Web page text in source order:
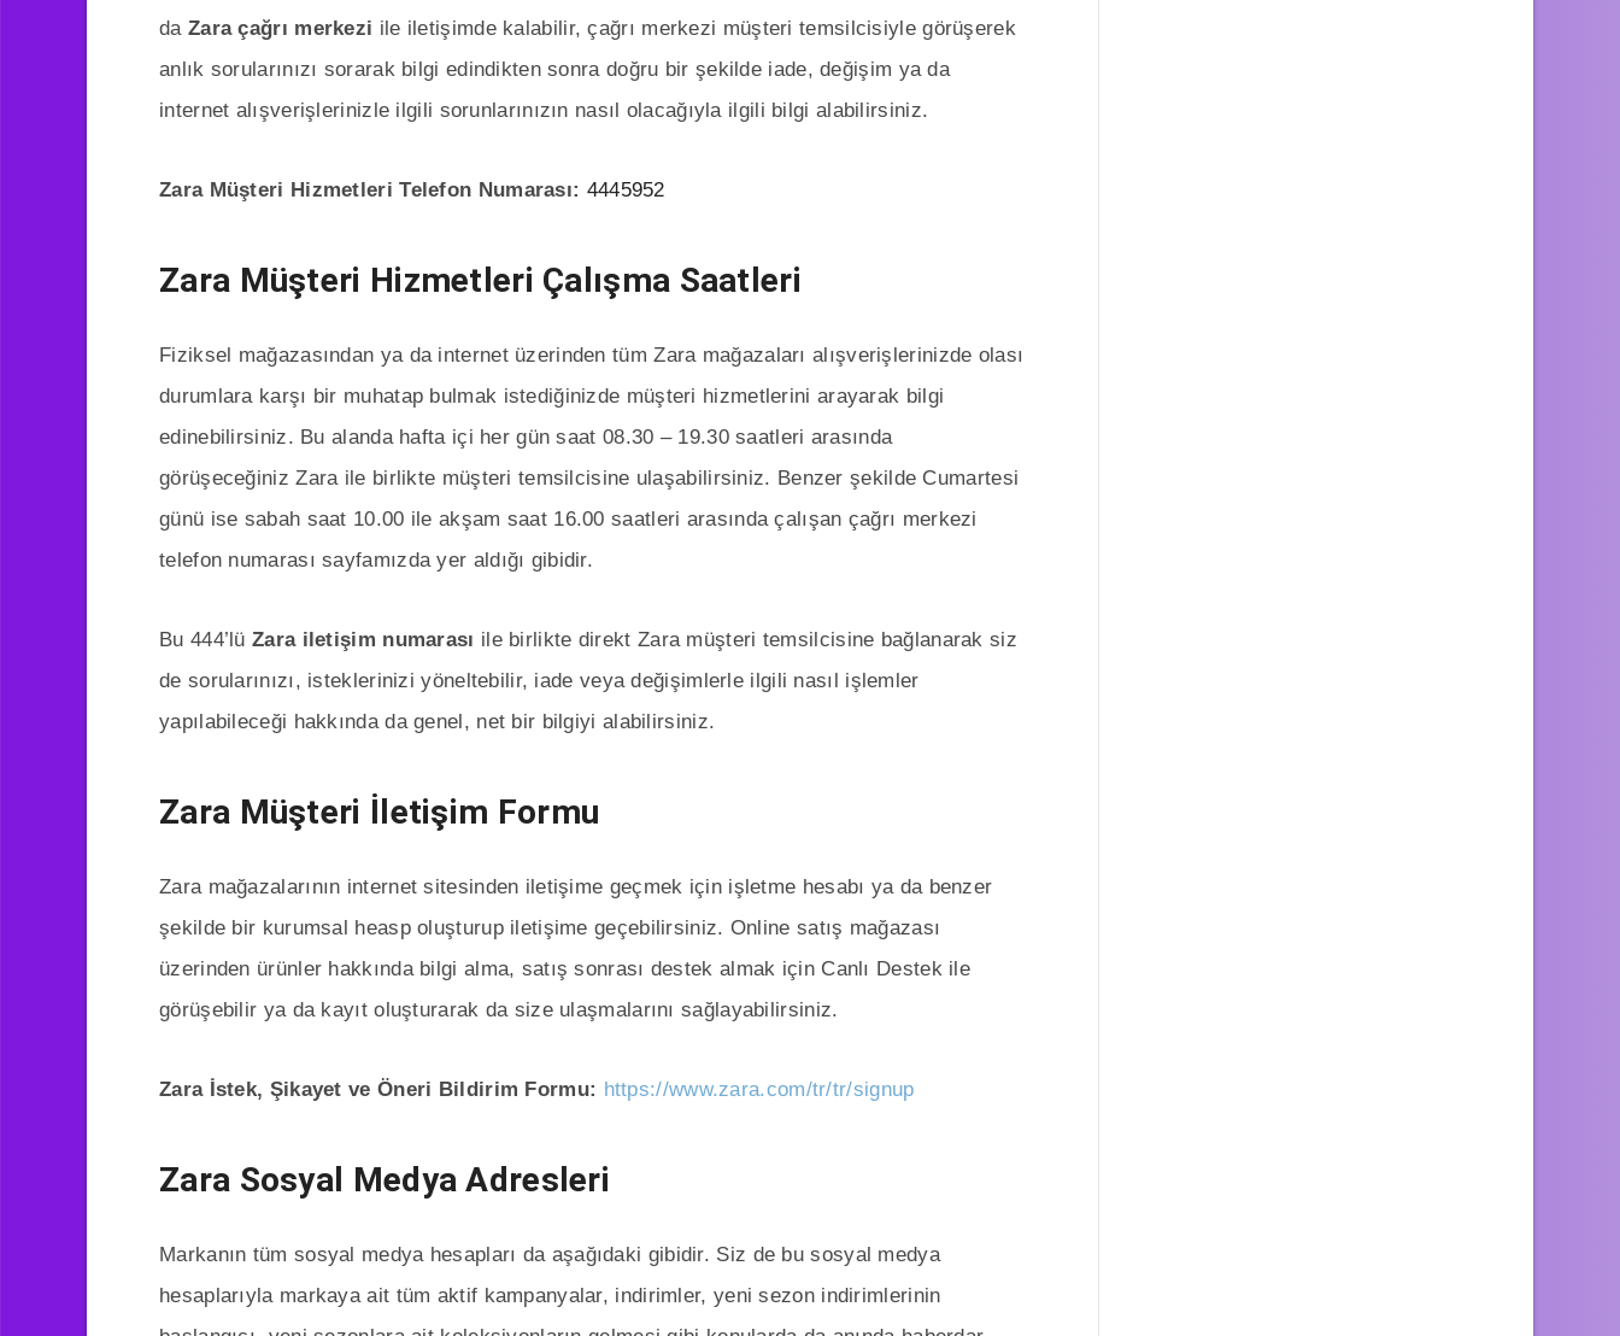
da Zara çağrı merkezi ile iletişimde kalabilir, çağrı merkezi müşteri temsilcisiyle görüşerek
anlık sorularınızı sorarak bilgi edindikten sonra doğru bir şekilde iade, değişim ya da
internet alışverişlerinizle ilgili sorunlarınızın nasıl olacağıyla ilgili bilgi alabilirsiniz.
Zara Müşteri Hizmetleri Telefon Numarası: 4445952
Zara Müşteri Hizmetleri Çalışma Saatleri
Fiziksel mağazasından ya da internet üzerinden tüm Zara mağazaları alışverişlerinizde olası
durumlara karşı bir muhatap bulmak istediğinizde müşteri hizmetlerini arayarak bilgi
edinebilirsiniz. Bu alanda hafta içi her gün saat 08.30 – 19.30 saatleri arasında
görüşeceğiniz Zara ile birlikte müşteri temsilcisine ulaşabilirsiniz. Benzer şekilde Cumartesi
günü ise sabah saat 10.00 ile akşam saat 16.00 saatleri arasında çalışan çağrı merkezi
telefon numarası sayfamızda yer aldığı gibidir.
Bu 444’lü Zara iletişim numarası ile birlikte direkt Zara müşteri temsilcisine bağlanarak siz
de sorularınızı, isteklerinizi yöneltebilir, iade veya değişimlerle ilgili nasıl işlemler
yapılabileceği hakkında da genel, net bir bilgiyi alabilirsiniz.
Zara Müşteri İletişim Formu
Zara mağazalarının internet sitesinden iletişime geçmek için işletme hesabı ya da benzer
şekilde bir kurumsal heasp oluşturup iletişime geçebilirsiniz. Online satış mağazası
üzerinden ürünler hakkında bilgi alma, satış sonrası destek almak için Canlı Destek ile
görüşebilir ya da kayıt oluşturarak da size ulaşmalarını sağlayabilirsiniz.
Zara İstek, Şikayet ve Öneri Bildirim Formu: https://www.zara.com/tr/tr/signup
Zara Sosyal Medya Adresleri
Markanın tüm sosyal medya hesapları da aşağıdaki gibidir. Siz de bu sosyal medya
hesaplarıyla markaya ait tüm aktif kampanyalar, indirimler, yeni sezon indirimlerinin